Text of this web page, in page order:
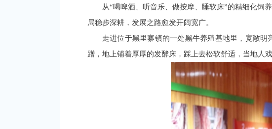
从“喝啤酒、听音乐、做按摩、睡软床”的精细化饲
局稳步深耕，发展之路愈发开阔宽广。
走进位于黑里寨镇的一处黑牛养殖基地里，宽敞
蹭，地上铺着厚厚的发酵床，踩上去松软舒适，当地人